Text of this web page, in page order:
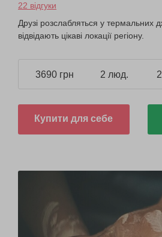
22 відгуки
Друзі розслабляться у термальних
відвідають цікаві локації регіону.
3690 грн 2 люд.
Купити для себе